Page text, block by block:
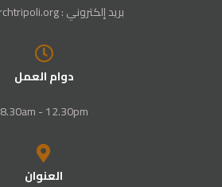
بريد إلكتروني : info@archtripoli.org
دوام العمل
8.30am - 12.30pm
العنوان